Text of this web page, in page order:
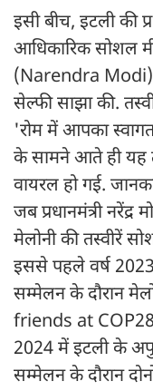
इसी बीच, इटली की
आधिकारिक सोशल
(Narendra
सेल्फी साझा की.
'रोम में आपका
के सामने आते ही यह
वायरल हो गई.
जब प्रधानमंत्री नरेंद्र
मेलोनी की तस्वीरें
इससे पहले वर्ष
सम्मेलन के दौरान
friends at
2024 में इटली के
सम्मेलन के दौरान